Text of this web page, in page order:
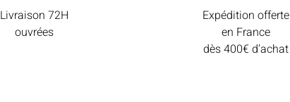
Livraison 72H
ouvrées
Expédition offerte
en France
dès 400€ d’achat